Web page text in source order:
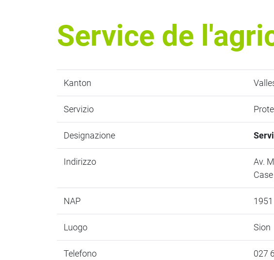
Service de
Kanton
Servizio
Designazione
Indirizzo
Av.
NAP 1951
Luogo Sion
Telefono 027